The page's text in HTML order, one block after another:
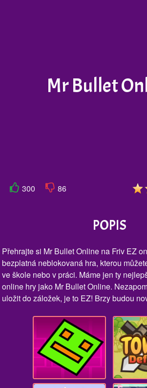
Mr Bullet
300 86
POPIS
Přehrajte si Mr Bullet Online na Friv EZ
bezplatná neblokovaná hra, kterou
ve škole nebo v práci. Máme jen ty
online hry jako Mr Bullet Online.
uložit do záložek, je to EZ! Brzy budou